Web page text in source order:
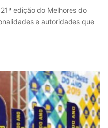
edição do Melhores do
e autoridades que